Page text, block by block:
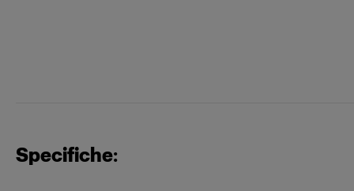
Specifiche: